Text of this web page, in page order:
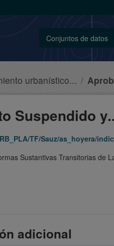
Conjuntos de datos
urbanístico...
Suspendido
TF/Sauz/as_hoyera/
Sustantivas Transitorias de
adicional